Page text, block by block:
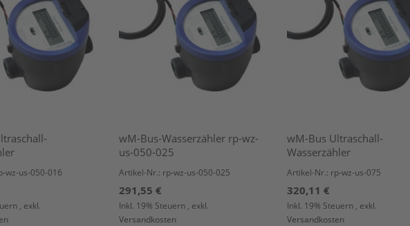
wz-us-050-016
, exkl.
wM-Bus-Wasserzähler rp-wz-
us-050-025
Artikel-Nr.: rp-wz-us-050-025
291,55 €
Inkl. 19% Steuern , exkl.
Versandkosten
wM-Bus Ultraschall-
Wasserzähler
Artikel-Nr.: rp-wz-us-075
320,11 €
Inkl. 19% Steuern , exkl.
Versandkosten